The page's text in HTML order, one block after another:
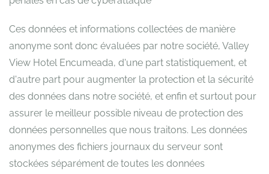
Ces données et informations collectées de manière
anonyme sont donc évaluées par notre société, Valley
View Hotel Encumeada, d'une part statistiquement, et
d'autre part pour augmenter la protection et la sécurité
des données dans notre société, et enfin et surtout pour
assurer le meilleur possible niveau de protection des
données personnelles que nous traitons. Les données
anonymes des fichiers journaux du serveur sont
stockées séparément de toutes les données